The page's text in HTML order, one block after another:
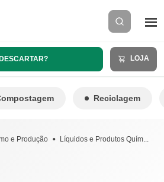
LOJA
Reciclagem
e Produção Líquidos e Produtos Quím...